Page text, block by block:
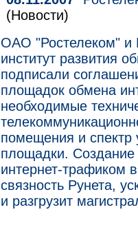
(Новости)
ОАО "Ростелеком" и
институт развития
подписали
площадок обмена
необходимые
помещения и спектр
площадки.
интернет-трафиком
связность Рунета,
и разгрузит